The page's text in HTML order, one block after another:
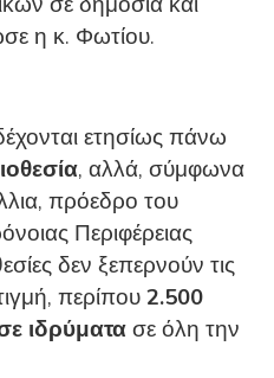
η κ. Φωτίου.
ετησίως πάνω
, αλλά, σύμφωνα
πρόεδρο του
Περιφέρειας
δεν ξεπερνούν τις
περίπου2.500
ιδρύματασε όλη την